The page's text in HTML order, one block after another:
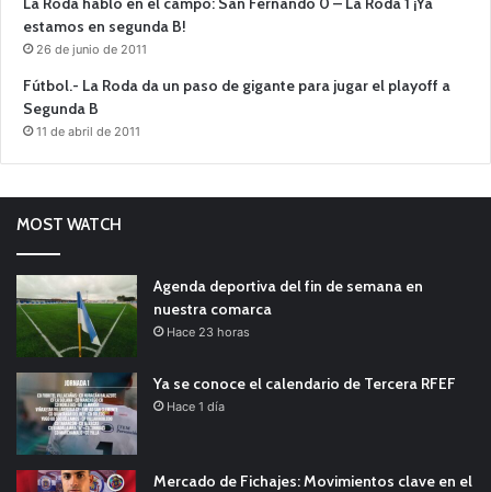
estamos en segunda B!
26 de junio de 2011
Fútbol.- La Roda da un paso de gigante para jugar el playoff a
Segunda B
11 de abril de 2011
MOST WATCH
Agenda deportiva del fin de semana en
nuestra comarca
Hace 23 horas
Ya se conoce el calendario de Tercera RFEF
Hace 1 día
Mercado de Fichajes: Movimientos clave en el